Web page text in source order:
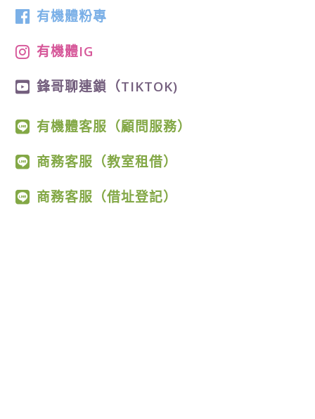
有機體粉專
有機體IG
鋒哥聊連鎖（TIKTOK)
有機體客服（顧問服務）
商務客服（教室租借）
商務客服（借址登記）